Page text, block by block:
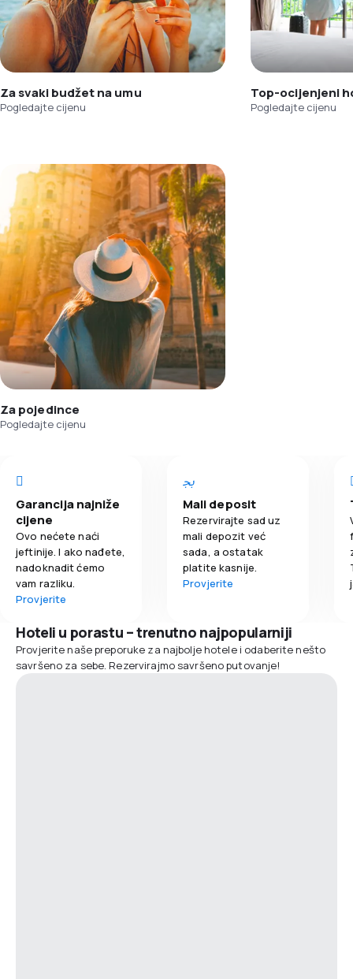
Za svaki budžet na umu
Pogledajte cijenu
Top-ocijenjeni
Pogledajte cijenu
Za pojedince
Pogledajte cijenu
Garancija najniže
cijene
Ovo nećete naći
jeftinije. I ako nađete,
nadoknadit ćemo
vam razliku.
Provjerite
Mali deposit
Rezervirajte sad uz
mali depozit već
sada, a ostatak
platite kasnije.
Provjerite
Hoteli u porastu – trenutno najpopularniji
Provjerite naše preporuke za najbolje hotele i odaberite nešto
savršeno za sebe. Rezervirajmo savršeno putovanje!